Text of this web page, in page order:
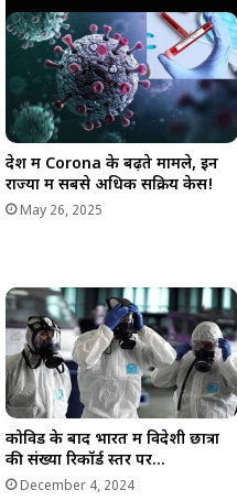
देश में Corona के बढ़ते मामले, इन
राज्यों में सबसे अधिक सक्रिय केस!
May 26, 2025
कोविड के बाद भारत में विदेशी छात्रों
की संख्या रिकॉर्ड स्तर पर…
December 4, 2024